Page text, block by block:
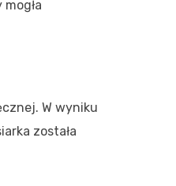
W wyniku
została